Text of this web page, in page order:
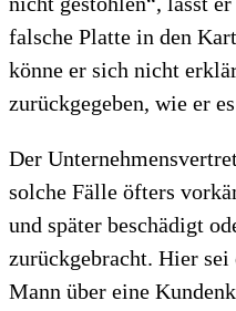
falsche Platte in den
könne er sich nicht
zurückgegeben, wie er
Der
solche Fälle öfters
und später beschädigt
zurückgebracht. Hier
Mann über eine